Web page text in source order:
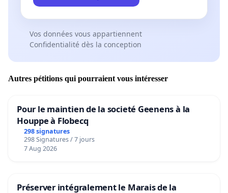
Vos données vous appartiennent
Confidentialité dès la conception
Autres pétitions qui pourraient vous intéresser
Pour le maintien de la societé Geenens à la
Houppe à Flobecq
298 signatures
298 Signatures / 7 jours
7 Aug 2026
Préserver intégralement le Marais de la